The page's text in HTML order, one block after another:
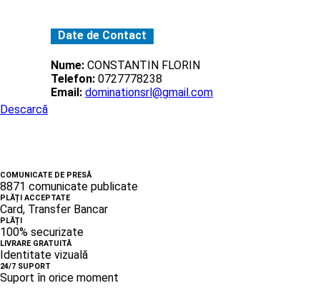
Date de Contact
Nume: CONSTANTIN FLORIN
Telefon: 0727778238
Email: dominationsrl@gmail.com
Descarcă
COMUNICATE DE PRESĂ
8871 comunicate publicate
PLĂȚI ACCEPTATE
Card, Transfer Bancar
PLĂȚI
100% securizate
LIVRARE GRATUITĂ
Identitate vizuală
24/7 SUPORT
Suport în orice moment